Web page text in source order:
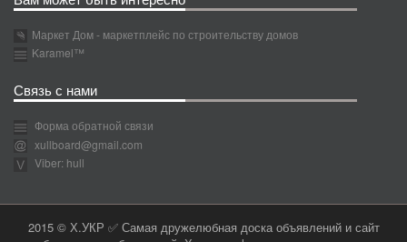
Маркет Дом - маркетплейс по строительству домов
Karamel™
Связь с нами
Форма обратной связи
xullboard@gmail.com
Viber: hull
2015 © Х.УКР ✅ Самая дружелюбная доска объявлений и сайт